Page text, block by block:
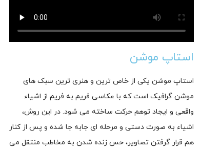
استاپ موشن
استاپ موشن یکی از خاص ترین و هنری ترین سبک های
موشن گرافیک است که با عکاسی فریم به فریم از اشیاء
واقعی و ایجاد توهم حرکت ساخته می شود. در این روش،
اشیاء به صورت دستی و مرحله ای جابه جا شده و پس از کنار
هم قرار گرفتن تصاویر، حس زنده شدن به مخاطب منتقل می